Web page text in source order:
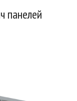
панелей